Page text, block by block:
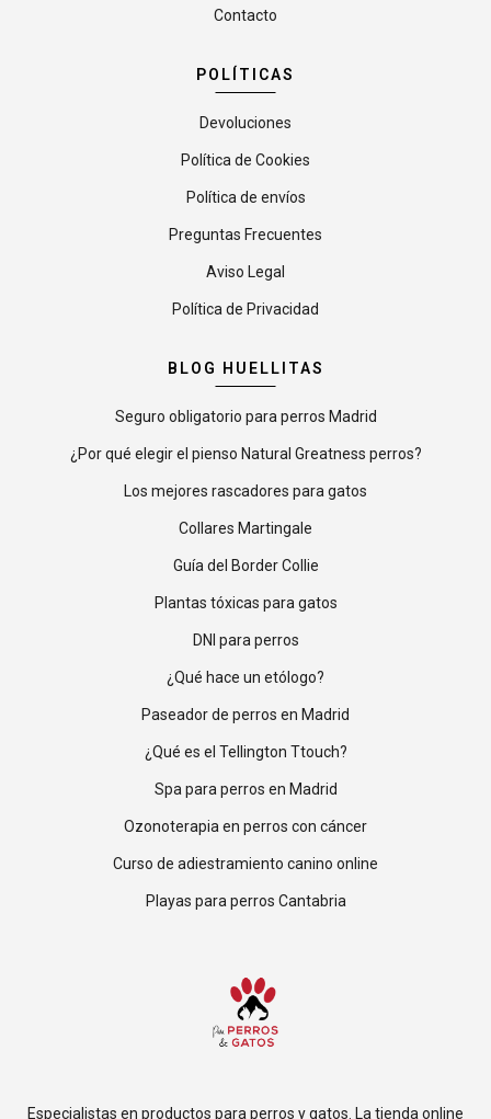
Contacto
POLÍTICAS
Devoluciones
Política de Cookies
Política de envíos
Preguntas Frecuentes
Aviso Legal
Política de Privacidad
BLOG HUELLITAS
Seguro obligatorio para perros Madrid
¿Por qué elegir el pienso Natural Greatness perros?
Los mejores rascadores para gatos
Collares Martingale
Guía del Border Collie
Plantas tóxicas para gatos
DNI para perros
¿Qué hace un etólogo?
Paseador de perros en Madrid
¿Qué es el Tellington Ttouch?
Spa para perros en Madrid
Ozonoterapia en perros con cáncer
Curso de adiestramiento canino online
Playas para perros Cantabria
Especialistas en productos para perros y gatos. La tienda online